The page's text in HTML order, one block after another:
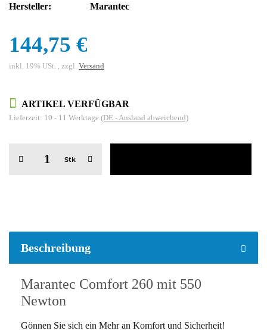
Hersteller:
Marantec
144,75 €
inkl. 19% USt. , zzgl. Versand
ARTIKEL VERFÜGBAR
Lieferzeit: 10 - 11 Werktage (DE - Ausland abweichend)
Stk
Beschreibung
Marantec Comfort 260 mit 550
Newton
Gönnen Sie sich ein Mehr an Komfort und Sicherheit!